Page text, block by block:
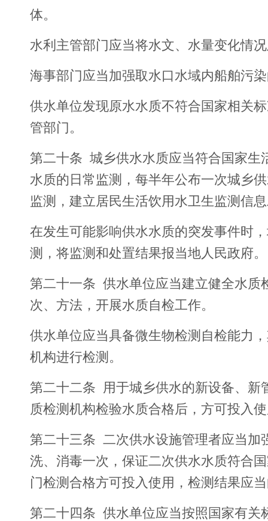
体。
水利主管部门应当将水文、水量变化情
海事部门应当加强取水口水域内船舶污
供水单位发现原水水质不符合国家相关
管部门。
第二十条 城乡供水水质应当符合国家生
水质的日常监测，每半年公布一次城乡
监测，建立居民生活饮用水卫生监测信
在发生可能影响供水水质的突发事件时
测，将监测和处置结果报当地人民政府
第二十一条 供水单位应当建立健全水质
次、方法，开展水质自检工作。
供水单位应当具备微生物检测自检能力
机构进行检测。
第二十二条 用于城乡供水的新设备、新
质检测机构检验水质合格后，方可投入
第二十三条 二次供水设施管理者应当加
洗、消毒一次，保证二次供水水质符合
门检测合格方可投入使用，检测结果应
第二十四条 供水单位应当按照国家有关